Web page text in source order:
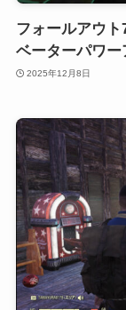
フォールアウ
ベーターパワ
2025年12月8日